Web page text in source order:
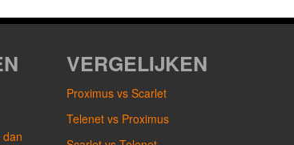
VERGELIJKEN
Proximus vs Scarlet
Telenet vs Proximus